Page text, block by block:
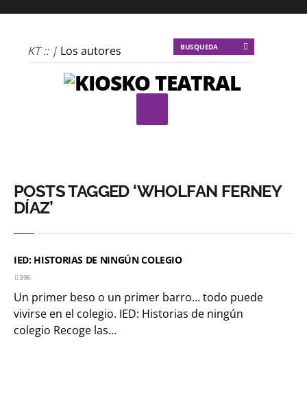
KT :: | Los autores
materiales
Dulce
locura para la
cordura
KT :: |La profecía del
frailejón
KT :: |Spider-Marx y
el ratón Bakunin en el
último comic
POSTS TAGGED ‘WHOLFAN FERNEY
DÍAZ’
IED: HISTORIAS DE NINGÚN COLEGIO
396
Un primer beso o un primer barro… todo puede
vivirse en el colegio. IED: Historias de ningún
colegio Recoge las...